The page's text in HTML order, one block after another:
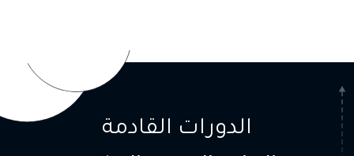
الدورات القادمة